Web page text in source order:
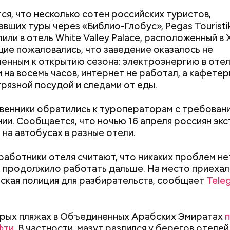
что несколько сотен российских туристов,
туры через «Библио-Глобус», Pegas
в отель White Valley Palace, расположенный в
пожаловались, что заведение оказалось не
к открытию сезона: электроэнергию в
на восемь часов, интернет не работал, а
посудой и следами от еды.
обратились к туроператорам с
Сообщается, что ночью 16 апреля россиян
автобусах в разные отели.
отеля считают, что никаких проблем
продолжило работать дальше. На место
полиция для разбирательств, сообщает
пляжах в Объединенных Арабских Эмиратах
В квартире потерпевших
видеонаблюдения. На записи попал 25-
Артем Миссюра, который тайно приходил в
и подсыпал им в еду химикаты. Также
отправились в село Чанко, где может
злоумышленник. Параллельно с этим в Махачкале
Въезд и выезд в город перекрыты.
искать информацию и сроки